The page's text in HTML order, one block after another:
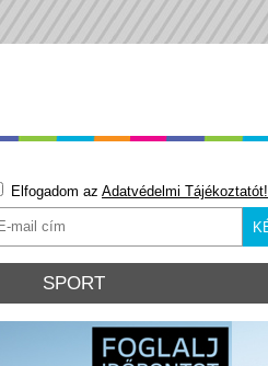
Elfogadom az Adatvédelmi Tájékoztatót!
SPORT